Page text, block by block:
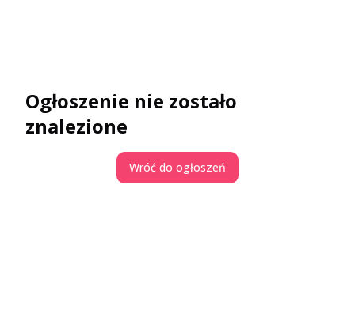
Ogłoszenie nie zostało
znalezione
Wróć do ogłoszeń